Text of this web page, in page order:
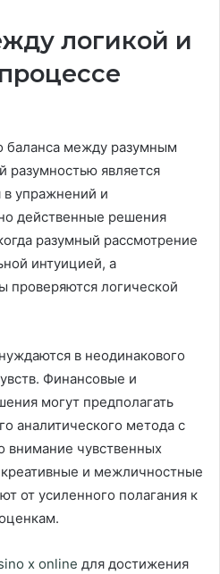
логикой и
баланса между разумным
разумностью является
упражнений и
действенные решения
разумный рассмотрение
интуицией, а
проверяются логической
в неодинакового
Финансовые и
могут предполагать
аналитического метода с
внимание чувственных
и межличностные
от усиленного полагания к
x online для достижения